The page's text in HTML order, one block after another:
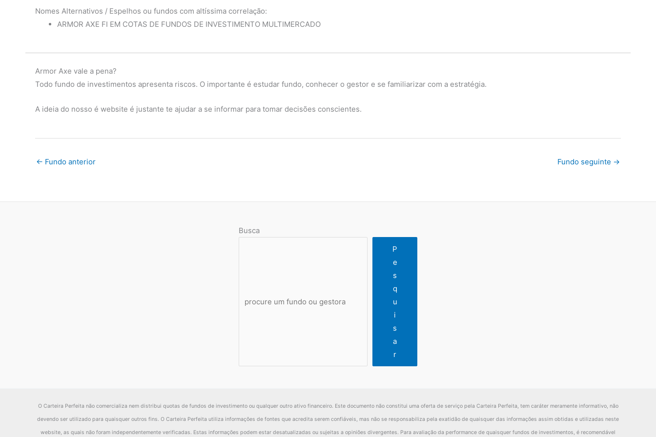
Nomes Alternativos / Espelhos ou fundos com altíssima correlação:
ARMOR AXE FI EM COTAS DE FUNDOS DE INVESTIMENTO MULTIMERCADO
Armor Axe vale a pena?
Todo fundo de investimentos apresenta riscos. O importante é estudar fundo, conhecer o gestor e se familiarizar com a estratégia.
A ideia do nosso é website é justante te ajudar a se informar para tomar decisões conscientes.
← Fundo anterior Fundo seguinte →
Busca
P
e
s
q
u
i
s
a
r
O Carteira Perfeita não comercializa nem distribui quotas de fundos de investimento ou qualquer outro ativo financeiro. Este documento não constitui uma oferta de serviço pela Carteira Perfeita, tem caráter meramente informativo, não
devendo ser utilizado para quaisquer outros fins. O Carteira Perfeita utiliza informações de fontes que acredita serem confiáveis, mas não se responsabiliza pela exatidão de quaisquer das informações assim obtidas e utilizadas neste
website, as quais não foram independentemente verificadas. Estas informações podem estar desatualizadas ou sujeitas a opiniões divergentes. Para avaliação da performance de quaisquer fundos de investimentos, é recomendável